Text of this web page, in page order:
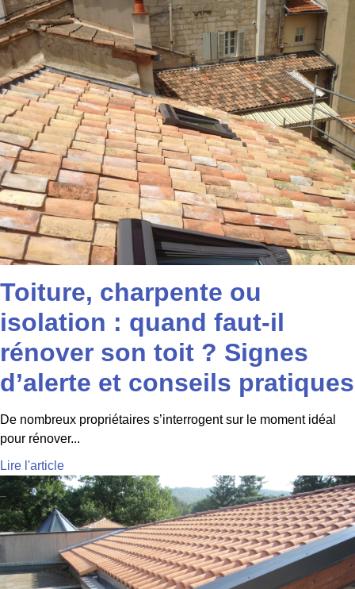
Toiture, charpente ou
isolation : quand faut-il
rénover son toit ? Signes
d’alerte et conseils pratiques
De nombreux propriétaires s’interrogent sur le moment idéal
pour rénover...
Lire l'article